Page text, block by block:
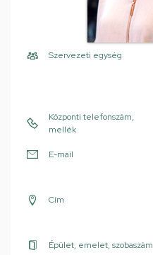
Szervezeti egység
Központi telefonszám,
mellék
E-mail
Cím
Épület, emelet, szobaszám